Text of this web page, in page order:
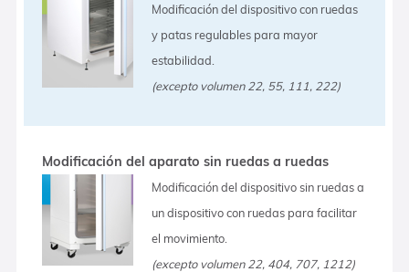
Modificación del dispositivo con ruedas
y patas regulables para mayor
estabilidad.
(excepto volumen 22, 55, 111, 222)
Modificación del aparato sin ruedas a ruedas
Modificación del dispositivo sin ruedas a
un dispositivo con ruedas para facilitar
el movimiento.
(excepto volumen 22, 404, 707, 1212)